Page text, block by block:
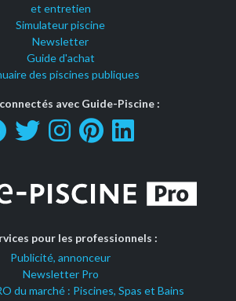
et entretien
Simulateur piscine
Newsletter
Guide d'achat
des piscines publiques
avec Guide-Piscine :
pour les professionnels :
Publicité, annonceur
Newsletter Pro
du marché : Piscines, Spas et Bains